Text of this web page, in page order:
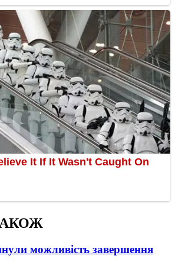
можливість завершення